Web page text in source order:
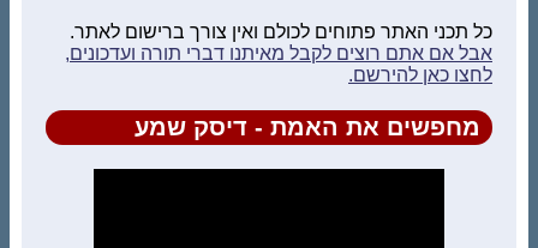
כל תכני האתר פתוחים לכולם ואין צורך ברישום לאתר.
אבל אם אתם רוצים לקבל מאיתנו דברי תורה ועדכונים,
לחצו כאן להירשם.
מחפשים את האמת - דיסק שמע